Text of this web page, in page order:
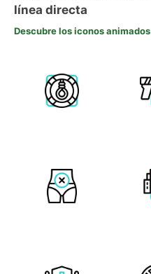
línea directa
Descubre los iconos animados